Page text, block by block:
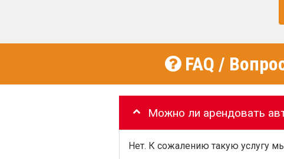
FAQ /
Можно ли арендовать
Нет. К сожалению такую услугу